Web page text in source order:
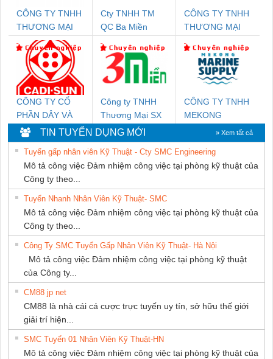
CÔNG TY TNHH
THƯƠNG MẠI
DỊCH VỤ KỸ
THUẬT ĐIỆN CƠ
GIA HƯNG PHÁT
Cty TNHH TM
QC Ba Miền
CÔNG TY TNHH
THƯƠNG MẠI
NAM
CÔNG TY CỔ
PHẦN DÂY VÀ
CÁP ĐIỆN
THƯỢNG ĐÌNH
Công ty TNHH
Thương Mại SX
Ba Miền
CÔNG TY TNHH
MEKONG
SUPPLY
TIN TUYỂN DỤNG MỚI » Xem tất cả
Tuyển gấp nhân viên Kỹ Thuật - Cty SMC Engineering
Mô tả công việc Đảm nhiệm công việc tại phòng kỹ thuật của
Công ty theo...
Tuyển Nhanh Nhân Viên Kỹ Thuật- SMC
Mô tả công việc Đảm nhiệm công việc tại phòng kỹ thuật của
Công ty theo...
Công Ty SMC Tuyển Gấp Nhân Viên Kỹ Thuật- Hà Nội
Mô tả công việc Đảm nhiệm công việc tại phòng kỹ thuật
của Công ty...
CM88 jp net
CM88 là nhà cái cá cược trực tuyến uy tín, sở hữu thế giới
giải trí hiện...
SMC Tuyển 01 Nhân Viên Kỹ Thuật-HN
Mô tả công việc Đảm nhiệm công việc tại phòng kỹ thuật của